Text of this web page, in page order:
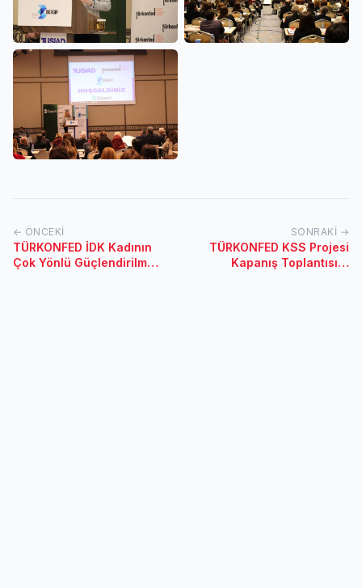
← ÖNCEKI
TÜRKONFED İDK Kadının
Çok Yönlü Güçlendirilmesi
SONRAKI →
TÜRKONFED KSS Projesi
Kapanış Toplantısı &